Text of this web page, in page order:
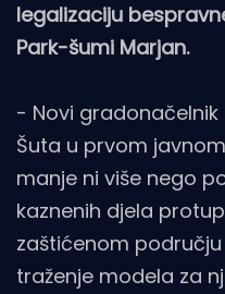
legalizaciju
Park-šumi Marjan.
- Novi
Šuta u prvom
manje ni više nego
kaznenih djela
zaštićenom području
traženje modela za